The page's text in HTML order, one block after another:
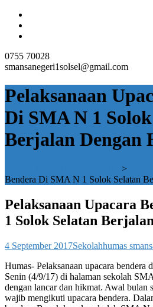
0755 70028
smansanegeri1solsel@gmail.com
Pelaksanaan
Di SMA N 1
Berjalan Dengan
>
Bendera Di SMA N 1 Solok Selatan
Pelaksanaan Upacara
1 Solok Selatan
4 September 2017Sekolahhumas
Humas- Pelaksanaan upacara
Senin (4/9/17) di halaman sekolah
dengan lancar dan hikmat. Awal bulan
wajib mengikuti upacara bendera.